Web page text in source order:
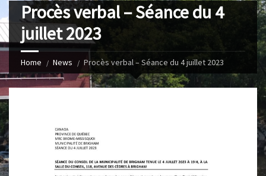
Procès verbal – Séance du 4
juillet 2023
Home News Procès verbal – Séance du 4 juillet 2023